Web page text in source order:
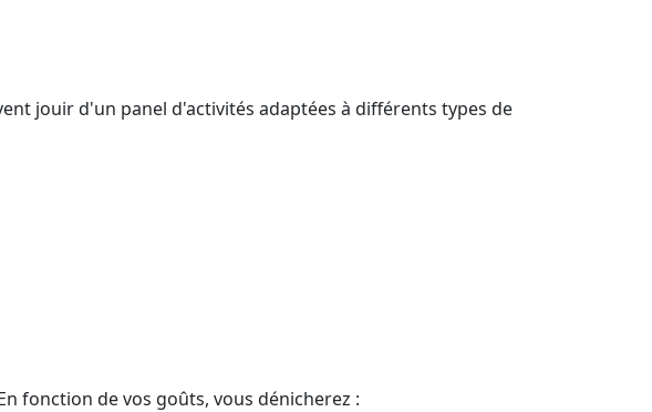
jouir d'un panel d'activités adaptées à différents types de
fonction de vos goûts, vous dénicherez :